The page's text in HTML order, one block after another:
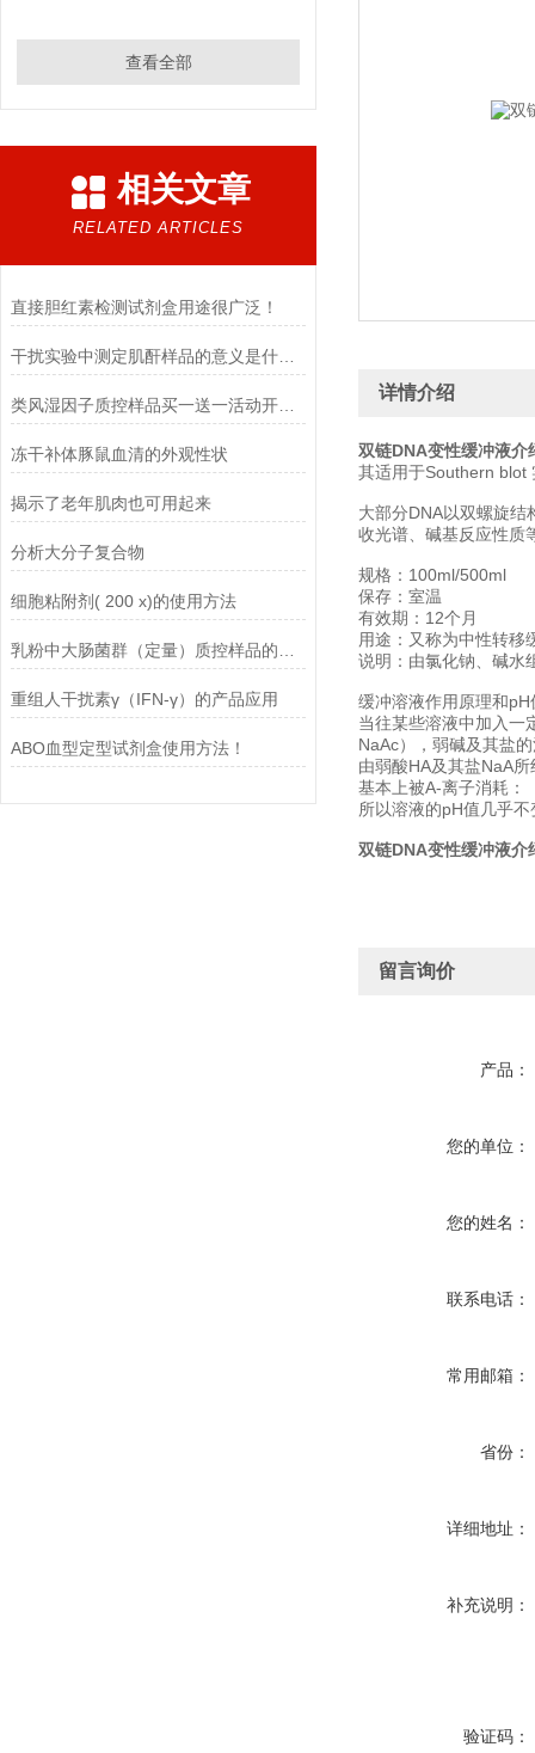
查看全部
相关文章
RELATED ARTICLES
直接胆红素检测试剂盒用途很广泛！
干扰实验中测定肌酐样品的意义是什么？
类风湿因子质控样品买一送一活动开始啦
冻干补体豚鼠血清的外观性状
揭示了老年肌肉也可用起来
分析大分子复合物
细胞粘附剂( 200 x)的使用方法
重组人干扰素γ（IFN-γ）的产品应用
ABO血型定型试剂盒使用方法！
详情介绍
双链DNA变性缓冲液介
其适用于Southern blot
大部分DNA以双螺旋结
收光谱、碱基反应性质
规格：100ml/500ml
保存：室温
有效期：12个月
用途：又称为中性转移
说明：由氯化钠、碱水
缓冲溶液作用原理和pH
当往某些溶液中加入一
NaAc），弱碱及其盐
由弱酸HA及其盐NaA
基本上被A-离子消耗：
所以溶液的pH值几乎
双链DNA变性缓冲液介
留言询价
产品：
您的单位：
您的姓名：
联系电话：
常用邮箱：
省份：
详细地址：
补充说明：
验证码：